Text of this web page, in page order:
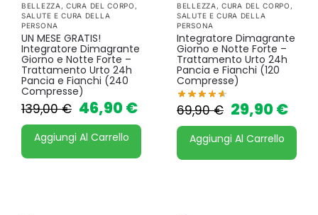
BELLEZZA ,CURA DEL CORPO ,
SALUTE E CURA DELLA
PERSONA
UN MESE GRATIS!
Integratore Dimagrante
Giorno e Notte Forte –
Trattamento Urto 24h
Pancia e Fianchi (240
Compresse)
139,00€ 46,90€
Aggiungi Al Carrello
BELLEZZA ,CURA DEL CORPO ,
SALUTE E CURA DELLA
PERSONA
Integratore Dimagrante
Giorno e Notte Forte –
Trattamento Urto 24h
Pancia e Fianchi (120
Compresse)
69,90€ 29,90€
Aggiungi Al Carrello